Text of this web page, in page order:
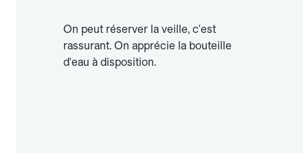
On peut réserver la veille, c'est
rassurant. On apprécie la bouteille
d'eau à disposition.